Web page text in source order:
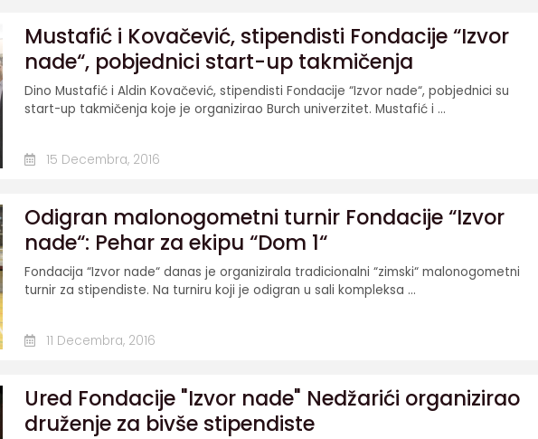
Mustafić i Kovačević, stipendisti Fondacije “Izvor
nade“, pobjednici start-up takmičenja
Dino Mustafić i Aldin Kovačević, stipendisti Fondacije “Izvor nade“, pobjednici su
start-up takmičenja koje je organizirao Burch univerzitet. Mustafić i ...
15 Decembra, 2016
Odigran malonogometni turnir Fondacije “Izvor
nade“: Pehar za ekipu “Dom 1“
Fondacija “Izvor nade“ danas je organizirala tradicionalni “zimski“ malonogometni
turnir za stipendiste. Na turniru koji je odigran u sali kompleksa ...
11 Decembra, 2016
Ured Fondacije "Izvor nade" Nedžarići organizirao
druženje za bivše stipendiste